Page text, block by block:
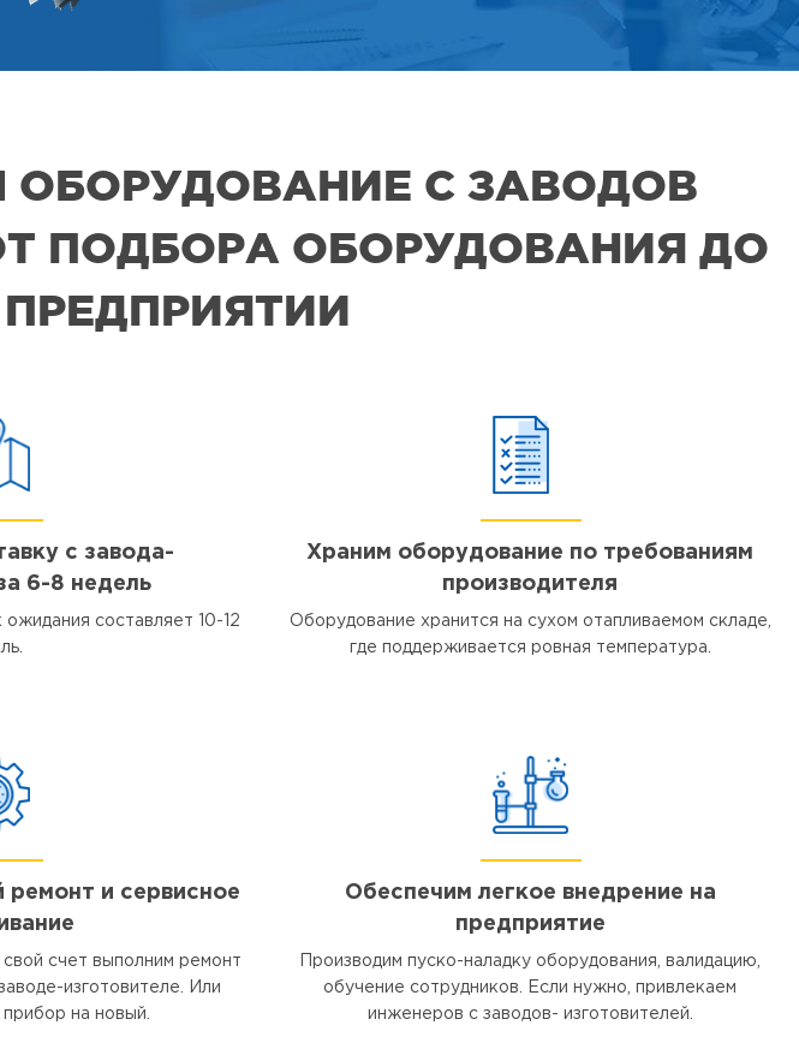
ОБОРУДОВАНИЕ С ЗАВОДОВ
ПОДБОРА ОБОРУДОВАНИЯ ДО
с завода-
6-8 недель
составляет 10-12
Храним оборудование по требованиям
производителя
Оборудование хранится на сухом отапливаемом складе,
где поддерживается ровная температура.
и сервисное
счет выполним ремонт
изготовителе. Или
на новый.
Обеспечим легкое внедрение на
предприятие
Производим пуско-наладку оборудования, валидацию,
обучение сотрудников. Если нужно, привлекаем
инженеров с заводов- изготовителей.